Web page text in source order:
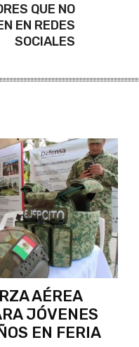
QUE NO
EN REDES
SOCIALES
AÉREA
JÓVENES
EN FERIA